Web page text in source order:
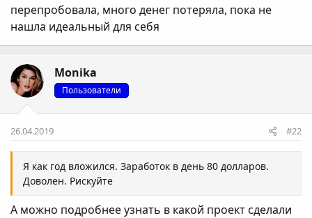
я
перепробовала, много денег потеряла, пока не
нашла идеальный для себя
Monika
Пользователи
26.04.2019 #22
Я как год вложился. Заработок в день 80 долларов.
Доволен. Рискуйте
А можно подробнее узнать в какой проект сделали